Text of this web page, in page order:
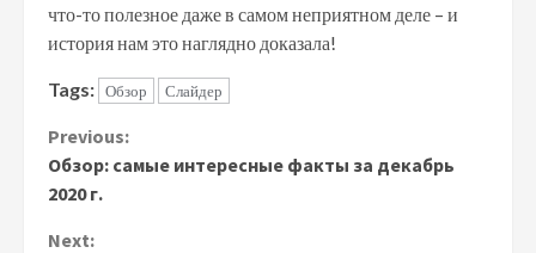
что-то полезное даже в самом неприятном деле – и
история нам это наглядно доказала!
Tags: Обзор Слайдер
Continue
Reading
Previous:
Обзор: самые интересные факты за декабрь
2020 г.
Next: